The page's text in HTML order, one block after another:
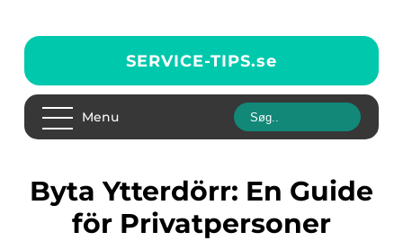
SERVICE-TIPS.se
Menu
Byta Ytterdörr: En Guide
för Privatpersoner